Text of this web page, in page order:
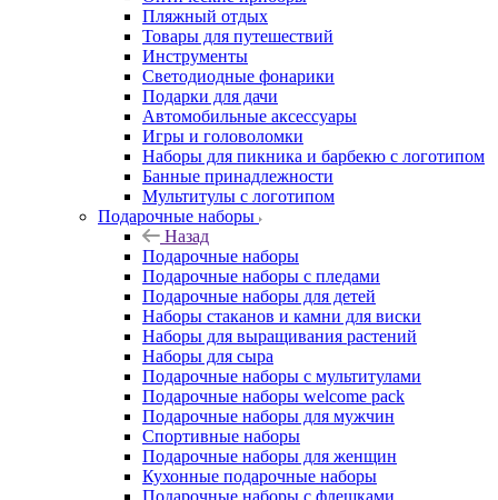
Пляжный отдых
Товары для путешествий
Инструменты
Светодиодные фонарики
Подарки для дачи
Автомобильные аксессуары
Игры и головоломки
Наборы для пикника и барбекю с логотипом
Банные принадлежности
Мультитулы с логотипом
Подарочные наборы
Назад
Подарочные наборы
Подарочные наборы с пледами
Подарочные наборы для детей
Наборы стаканов и камни для виски
Наборы для выращивания растений
Наборы для сыра
Подарочные наборы с мультитулами
Подарочные наборы welcome pack
Подарочные наборы для мужчин
Спортивные наборы
Подарочные наборы для женщин
Кухонные подарочные наборы
Подарочные наборы с флешками